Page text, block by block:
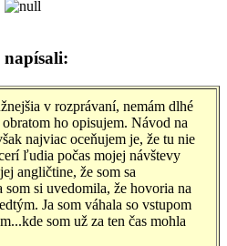
napísali:
v rozprávaní, nemám dlhé
ho opisujem. Návod na
najviac oceňujem je, že tu nie
ľudia počas mojej návštevy
angličtine, že som sa
si uvedomila, že hovoria na
Ja som váhala so vstupom
som už za ten čas mohla